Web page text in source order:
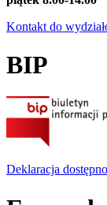
Kontakt do
BIP
Deklaracja